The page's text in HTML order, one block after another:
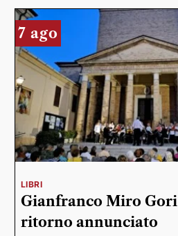
7 ago
LIBRI
Gianfranco Miro
ritorno annunciato